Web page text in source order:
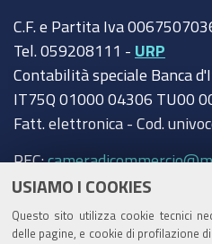
USIAMO I COOKIES
Questo sito utilizza cookie tecnici
delle pagine, e cookie di profilazione
C.F. e Partita Iva
Tel. 059208111 - URP
Contabilità speciale Banca
IT75Q 01000 04306 TU00
Fatt. elettronica - Cod.
PEC:
Trasparenza
Amministrazione